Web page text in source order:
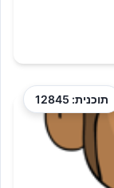
תוכנית: 12845